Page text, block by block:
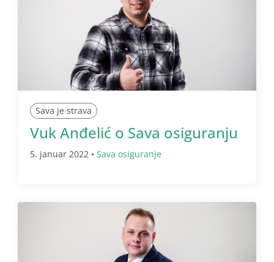
Sava je strava
Vuk Anđelić o Sava osiguranju
5. januar 2022 • Sava osiguranje